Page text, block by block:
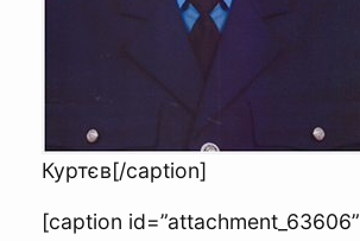
Куртєв[/caption]
[caption id=”attachment_63606”